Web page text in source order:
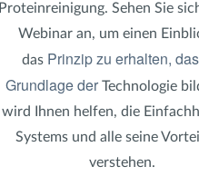
Proteinreinigung. Sehen Sie
Webinar an, um einen
das Prinzip zu erhalten,
Grundlage derTechnologie
wird Ihnen helfen, die
Systems und alle seine
verstehen.